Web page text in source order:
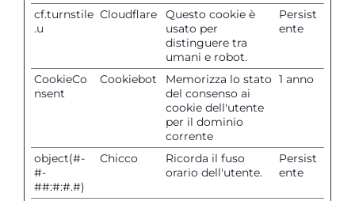
cf.turnstile
.u
Cloudflare
Questo cookie è
usato per
distinguere tra
umani e robot.
Persist
ente
CookieCo
nsent
Cookiebot
Memorizza lo stato
del consenso ai
cookie dell'utente
per il dominio
corrente
1 anno
object(#-
#-
##:#:#.#)
Chicco
Ricorda il fuso
orario dell'utente.
Persist
ente